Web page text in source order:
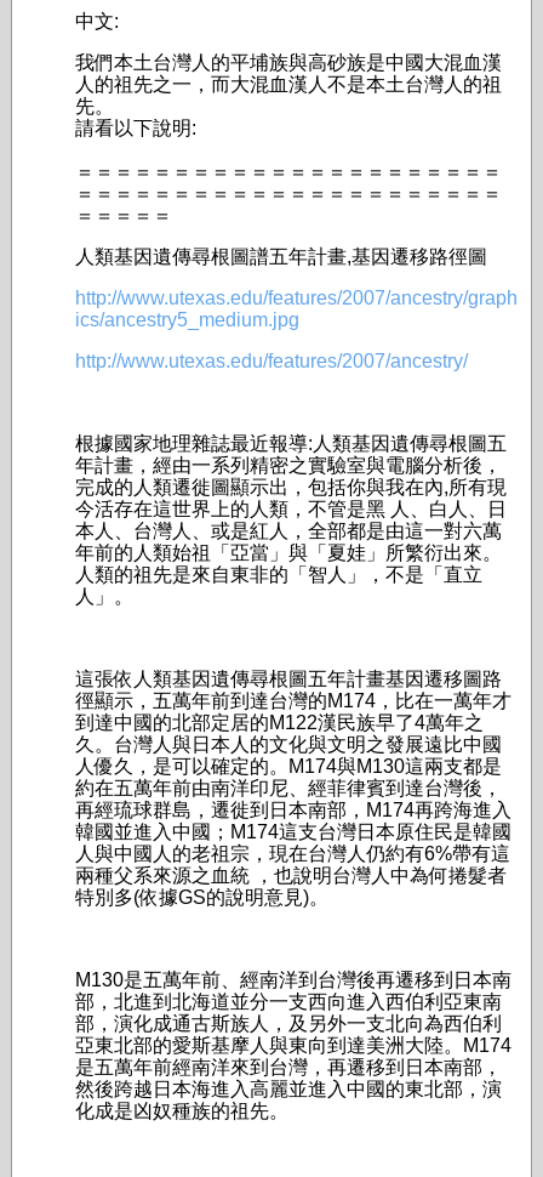
中文:
我們本土台灣人的平埔族與高砂族是中國大混血漢
人的祖先之一，而大混血漢人不是本土台灣人的祖
先。
請看以下說明:
＝＝＝＝＝＝＝＝＝＝＝＝＝＝＝＝＝＝＝＝＝＝
＝＝＝＝＝＝＝＝＝＝＝＝＝＝＝＝＝＝＝＝＝＝
＝＝＝＝＝
人類基因遺傳尋根圖譜五年計畫,基因遷移路徑圖
http://www.utexas.edu/features/2007/ancestry/graph
ics/ancestry5_medium.jpg
http://www.utexas.edu/features/2007/ancestry/
根據國家地理雜誌最近報導:人類基因遺傳尋根圖五
年計畫，經由一系列精密之實驗室與電­腦分析後，
完成的人類遷徙圖顯示出，包括你與我在內,所有現
今活存在這世界上的人類，­­­不管是黑 人、白人、日
本人、台灣人、或是紅人，全部都是由這一對六萬
年前的人類始祖「亞當」與­「夏娃」所繁衍出來。
人類的祖先是來自東非的「智人」，不是「直立
人」。
這張依人類基因遺傳尋根圖五年計畫基因遷移圖路
徑顯示，五萬年前到達台灣的M174，­比在一萬年才
到達中國的北部定居的M122漢民族早了4萬年之
久。台灣人與日本人的文­­­化與文明之發展遠比中國
人優久，是可以確定的。M174與M130這兩支都是
約在­五萬年前由南洋印尼、經菲律賓到達台灣後，
再經琉球群島，遷徙到日本南部，M174再­跨­海­進入
韓國並進入中國；M174這支台灣日本原住民是韓國
人與中國人的老祖宗，­現在台灣人仍約有6%帶有這
兩種父系來源之血統 ，也說明台灣人中為何捲髮者
特別多(依據GS的說明意見)。
M130是五萬年前、經南洋到台灣後再遷移到日本南
部，北進到北海道並分一支西向進入­西伯利亞東南
部，演化成通古斯族人，及另外一支北向為西伯利
亞東北部的愛斯基摩人與東­­­向到達美洲大陸。M174
是五萬年前經南洋來到台灣，再遷移到日本南部，
然後跨越­日本海進入高麗並進入中國的東北部，演
化成是凶奴種族的祖先。